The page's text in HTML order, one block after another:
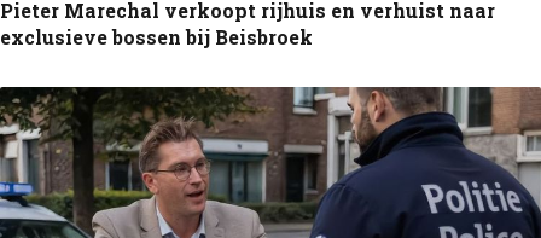
Pieter Marechal verkoopt rijhuis en verhuist naar
exclusieve bossen bij Beisbroek